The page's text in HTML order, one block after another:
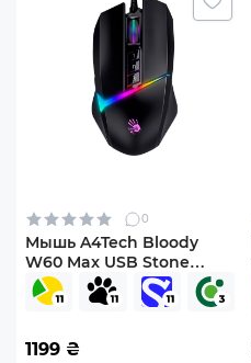
0
Мышь A4Tech Bloody
W60 Max USB Stone
Black
1199 ₴